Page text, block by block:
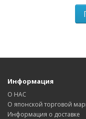
Информация
О НАС
О японской торговой
Информация о доставке